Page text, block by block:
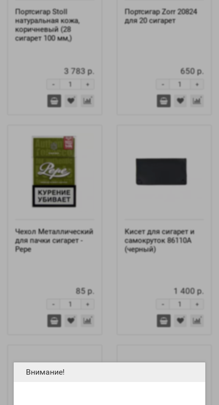
Внимание!
Портсигар Stoll
натуральная кожа,
коричневый (28
сигарет 100 мм,)
3 783 р.
+
-
Портсигар Zorr 20824
для 20 сигарет
650 р.
+
-
Чехол Металлический
для пачки сигарет -
Pepe
85 р.
+
-
Кисет для сигарет и
самокруток 86110A
(черный)
1 400 р.
+
-